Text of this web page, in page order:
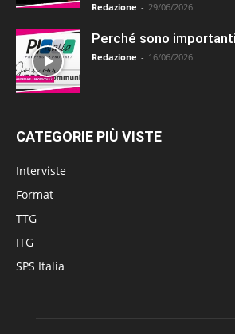
Redazione - 29/06/2026
Perché sono
Redazione - 16/06/2026
CATEGORIE PIÙ VISTE
Interviste
Format
TTG
ITG
SPS Italia